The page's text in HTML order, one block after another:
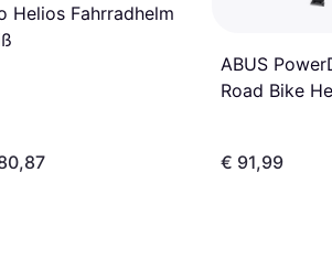
Helios Fahrradhelm
ABUS
Road Bike
€ 91,99